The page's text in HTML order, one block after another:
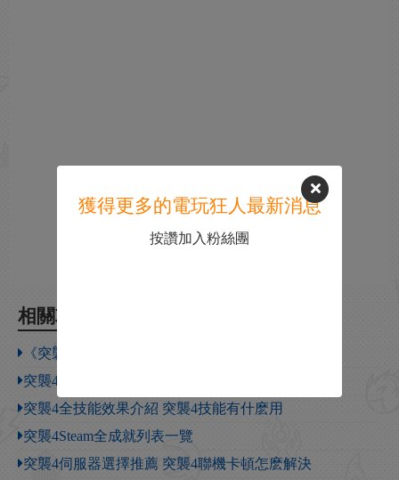
相關攻略
《突襲4》步兵攻擊距離和視野的簡單測試
突襲4各國家陣營背景資料介紹
突襲4全技能效果介紹 突襲4技能有什麽用
突襲4Steam全成就列表一覽
突襲4伺服器選擇推薦 突襲4聯機卡頓怎麽解決
獲得更多的電玩狂人最新消息
按讚加入粉絲團